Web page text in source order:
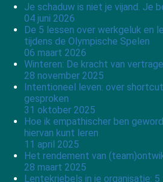
Je schaduw is niet je vijand. Je
04 juni 2026
De 5 lessen over werkgeluk en
tijdens de Olympische Spelen
06 maart 2026
Winteren: De kracht van
28 november 2025
Intentioneel leven: over
gesproken
31 oktober 2025
Hoe ik empathischer ben
hiervan kunt leren
11 april 2025
Het rendement van
28 maart 2025
Lentekriebels in je organisatie: